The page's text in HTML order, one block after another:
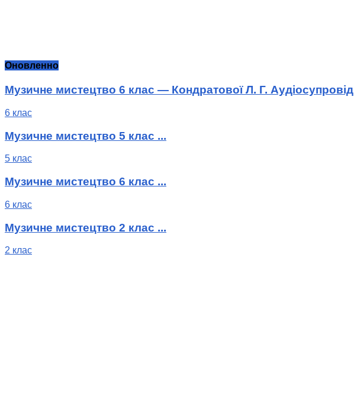
Оновленно
Музичне мистецтво 6 клас — Кондратової Л. Г. Аудіосупровід
6 клас
Музичне мистецтво 5 клас ...
5 клас
Музичне мистецтво 6 клас ...
6 клас
Музичне мистецтво 2 клас ...
2 клас